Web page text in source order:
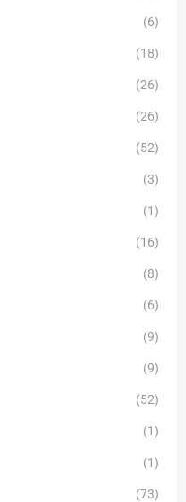
(6)
(18)
(26)
(26)
(52)
(3)
(1)
(16)
(8)
(6)
(9)
(9)
(52)
(1)
(1)
(73)